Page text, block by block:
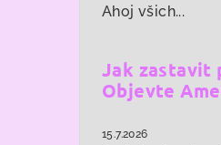
Ahoj všich...
Jak zastavit
Objevte
15.7.2026